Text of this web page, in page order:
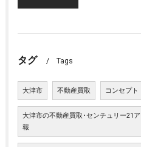
タグ Tags
大津市 不動産買取 コンセプト
大津市の不動産買取･センチュリー21
報